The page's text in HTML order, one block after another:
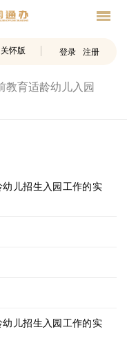
关怀版 登录 注册
教育适龄幼儿入园
儿招生入园工作的实
儿招生入园工作的实